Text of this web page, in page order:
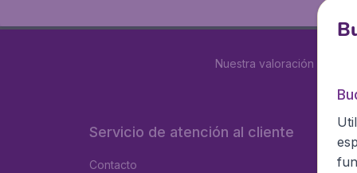
Nuestra valoración es
Servicio de atención al cliente
Contacto